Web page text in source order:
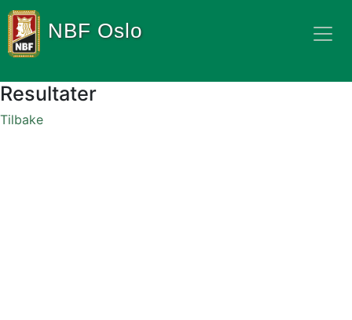
NBF Oslo
Resultater
Tilbake